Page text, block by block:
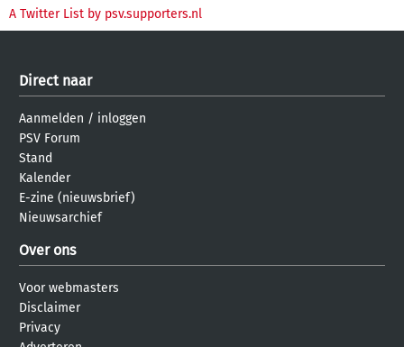
A Twitter List by psv.supporters.nl
Direct naar
Aanmelden / inloggen
PSV Forum
Stand
Kalender
E-zine (nieuwsbrief)
Nieuwsarchief
Over ons
Voor webmasters
Disclaimer
Privacy